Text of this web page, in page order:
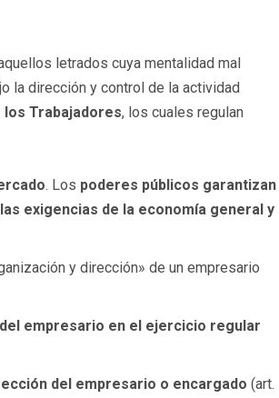
letrados cuya mentalidad mal
la dirección y control de la actividad
los Trabajadores, los cuales regulan
. Los poderes públicos garantizan
exigencias de la economía general y
y dirección» de un empresario
empresario en el ejercicio regular
del empresario o encargado (art.